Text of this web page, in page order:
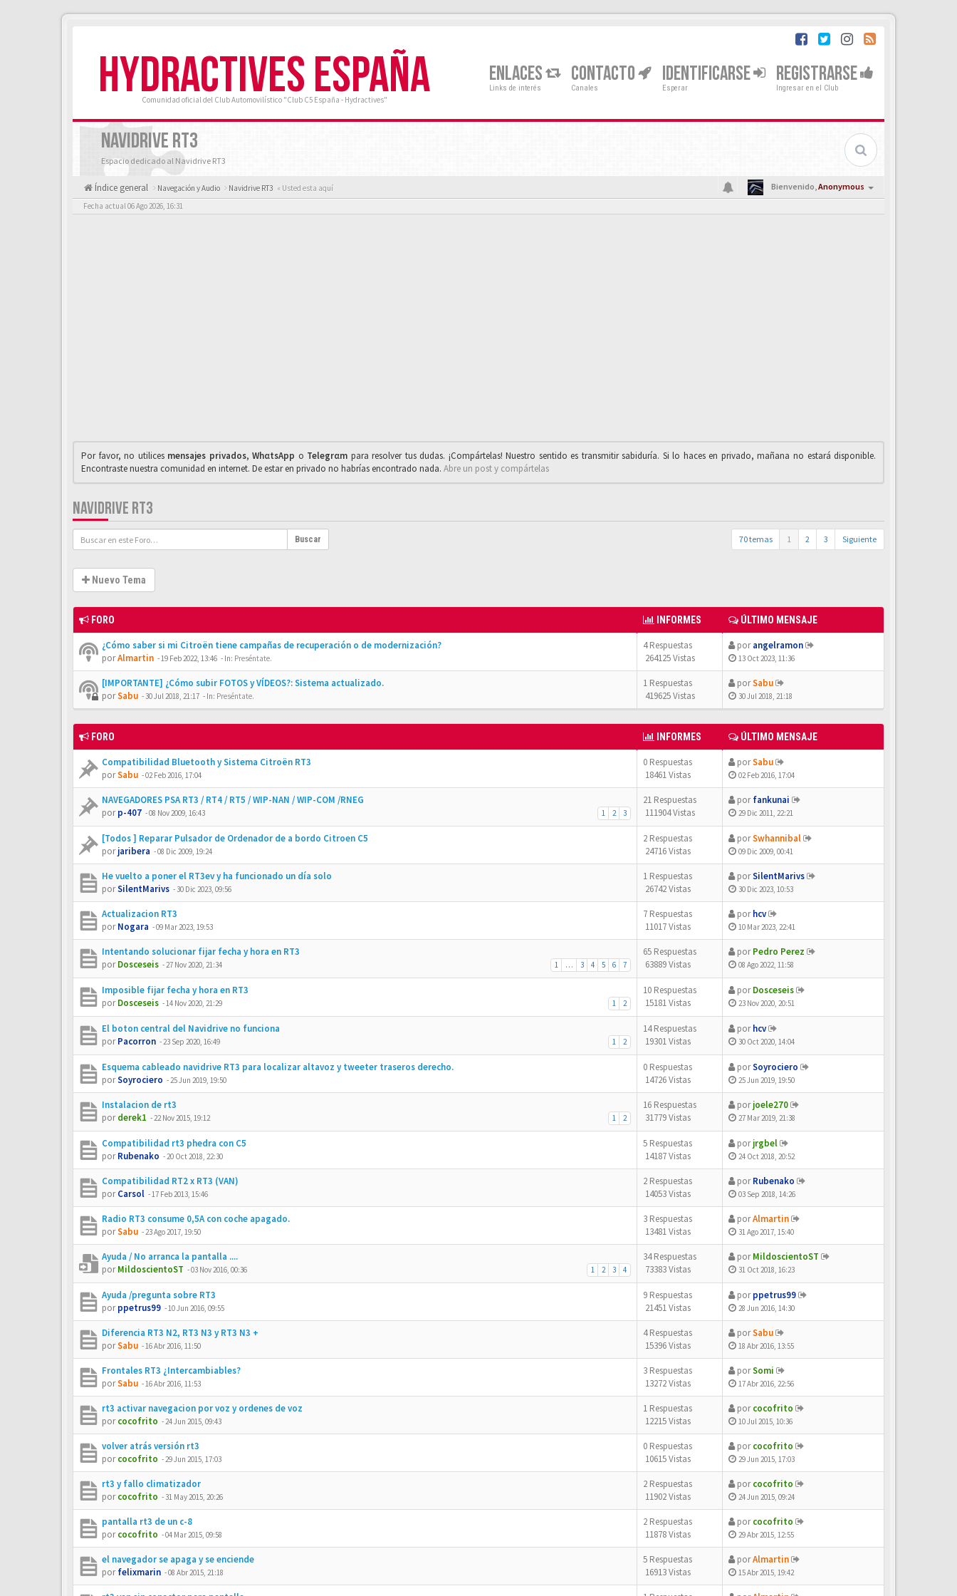
HYDRACTIVES ESPAÑA
Comunidad oficial del Club Automovilístico "Club C5 España - Hydractives"
ENLACES
Links de interés
CONTACTO
Canales
IDENTIFICARSE
Esperar
REGISTRARSE
Ingresar en el Club
NAVIDRIVE RT3
Espacio dedicado al Navidrive RT3
Índice general Navegación y Audio Navidrive RT3 « Usted esta aquí Bienvenido,Anonymous
Fecha actual 06 Ago 2026, 16:31
Por favor, no utilices mensajes privados,WhαtsApp o Telegrαm para resolver tus dudas. ¡Compártelas! Nuestro sentido es transmitir sabiduría. Si lo haces en privado, mañana no estará disponible.
Encontraste nuestra comunidad en internet. De estar en privado no habrías encontrado nada. Abre un post y compártelas
NAVIDRIVE RT3
Buscar 70 temas 1 2 3 Siguiente
Nuevo Tema
FORO INFORMES ÚLTIMO MENSAJE
¿Cómo saber si mi Citroën tiene campañas de recuperación o de modernización?
porAlmartin -19 Feb 2022, 13:46 - In: Preséntate.
4 Respuestas
264125 Vistas
porangelramon
13 Oct 2023, 11:36
[IMPORTANTE] ¿Cómo subir FOTOS y VÍDEOS?: Sistema actualizado.
porSabu - 30 Jul 2018, 21:17 - In: Preséntate.
1 Respuestas
419625 Vistas
porSabu
30 Jul 2018, 21:18
FORO INFORMES ÚLTIMO MENSAJE
Compatibilidad Bluetooth y Sistema Citroën RT3
porSabu -02 Feb 2016, 17:04
0 Respuestas
18461 Vistas
porSabu
02 Feb 2016, 17:04
NAVEGADORES PSA RT3 / RT4 / RT5 / WIP-NAN / WIP-COM /RNEG
1 2 3
porp-407 -08 Nov 2009, 16:43
21 Respuestas
111904 Vistas
porfankunai
29 Dic 2011, 22:21
[Todos ] Reparar Pulsador de Ordenador de a bordo Citroen C5
porjaribera -08 Dic 2009, 19:24
2 Respuestas
24716 Vistas
porSwhannibal
09 Dic 2009, 00:41
He vuelto a poner el RT3ev y ha funcionado un día solo
porSilentMarivs - 30 Dic 2023, 09:56
1 Respuestas
26742 Vistas
porSilentMarivs
30 Dic 2023, 10:53
Actualizacion RT3
porNogara -09 Mar 2023, 19:53
7 Respuestas
11017 Vistas
porhcv
10 Mar 2023, 22:41
Intentando solucionar fijar fecha y hora en RT3
1 … 3 4 5 6 7
porDosceseis -27 Nov 2020, 21:34
65 Respuestas
63889 Vistas
porPedro Perez
08 Ago 2022, 11:58
Imposible fijar fecha y hora en RT3
1 2
porDosceseis -14 Nov 2020, 21:29
10 Respuestas
15181 Vistas
porDosceseis
23 Nov 2020, 20:51
El boton central del Navidrive no funciona
1 2
porPacorron -23 Sep 2020, 16:49
14 Respuestas
19301 Vistas
porhcv
30 Oct 2020, 14:04
Esquema cableado navidrive RT3 para localizar altavoz y tweeter traseros derecho.
porSoyrociero -25 Jun 2019, 19:50
0 Respuestas
14726 Vistas
porSoyrociero
25 Jun 2019, 19:50
Instalacion de rt3
1 2
porderek1 -22 Nov 2015, 19:12
16 Respuestas
31779 Vistas
porjoele270
27 Mar 2019, 21:38
Compatibilidad rt3 phedra con C5
porRubenako -20 Oct 2018, 22:30
5 Respuestas
14187 Vistas
porjrgbel
24 Oct 2018, 20:52
Compatibilidad RT2 x RT3 (VAN)
porCarsol -17 Feb 2013, 15:46
2 Respuestas
14053 Vistas
porRubenako
03 Sep 2018, 14:26
Radio RT3 consume 0,5A con coche apagado.
porSabu -23 Ago 2017, 19:50
3 Respuestas
13481 Vistas
porAlmartin
31 Ago 2017, 15:40
Ayuda / No arranca la pantalla ....
1 2 3 4
porMildoscientoST -03 Nov 2016, 00:36
34 Respuestas
73383 Vistas
porMildoscientoST
31 Oct 2018, 16:23
Ayuda /pregunta sobre RT3
porppetrus99 -10 Jun 2016, 09:55
9 Respuestas
21451 Vistas
porppetrus99
28 Jun 2016, 14:30
Diferencia RT3 N2, RT3 N3 y RT3 N3 +
porSabu -16 Abr 2016, 11:50
4 Respuestas
15396 Vistas
porSabu
18 Abr 2016, 13:55
Frontales RT3 ¿Intercambiables?
porSabu -16 Abr 2016, 11:53
3 Respuestas
13272 Vistas
porSomi
17 Abr 2016, 22:56
rt3 activar navegacion por voz y ordenes de voz
porcocofrito -24 Jun 2015, 09:43
1 Respuestas
12215 Vistas
porcocofrito
10 Jul 2015, 10:36
volver atrás versión rt3
porcocofrito -29 Jun 2015, 17:03
0 Respuestas
10615 Vistas
porcocofrito
29 Jun 2015, 17:03
rt3 y fallo climatizador
porcocofrito - 31 May 2015, 20:26
2 Respuestas
11902 Vistas
porcocofrito
24 Jun 2015, 09:24
pantalla rt3 de un c-8
porcocofrito -04 Mar 2015, 09:58
2 Respuestas
11878 Vistas
porcocofrito
29 Abr 2015, 12:55
el navegador se apaga y se enciende
porfelixmarin -08 Abr 2015, 21:18
5 Respuestas
16913 Vistas
porAlmartin
15 Abr 2015, 19:42